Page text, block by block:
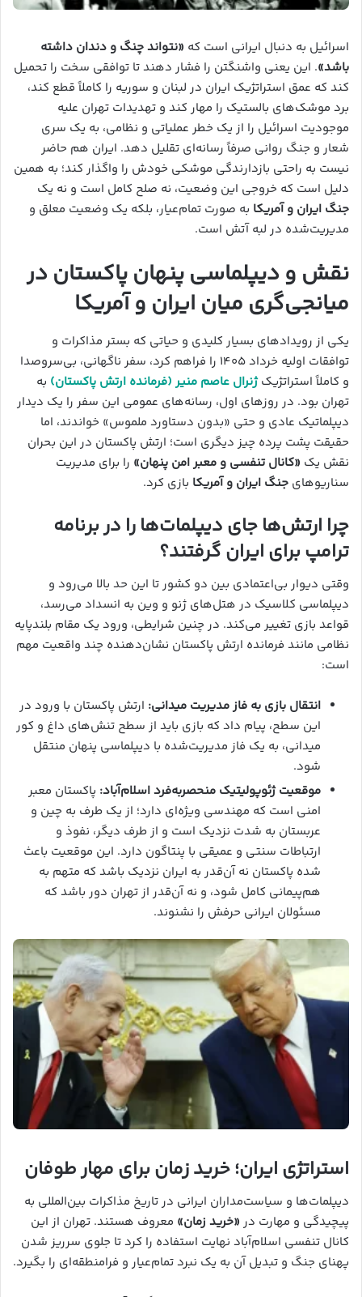
اسرائیل به دنبال ایرانی است که «نتواند چنگ و دندان داشته
باشد». این یعنی واشنگتن را فشار دهند تا توافقی سخت را تحمیل
کند که عمق استراتژیک ایران در لبنان و سوریه را کاملاً قطع کند،
برد موشک‌های بالستیک را مهار کند و تهدیدات تهران علیه
موجودیت اسرائیل را از یک خطر عملیاتی و نظامی، به یک سری
شعار و جنگ روانی صرفاً رسانه‌ای تقلیل دهد. ایران هم حاضر
نیست به راحتی بازدارندگی موشکی خودش را واگذار کند؛ به همین
دلیل است که خروجی این وضعیت، نه صلح کامل است و نه یک
جنگ ایران و آمریکا به صورت تمام‌عیار، بلکه یک وضعیت معلق و
مدیریت‌شده در لبه آتش است.
نقش و دیپلماسی پنهان پاکستان در
میانجی‌گری میان ایران و آمریکا
یکی از رویدادهای بسیار کلیدی و حیاتی که بستر مذاکرات و
توافقات اولیه خرداد ۱۴۰۵ را فراهم کرد، سفر ناگهانی، بی‌سروصدا
و کاملاً استراتژیکژنرال عاصم منیر (فرمانده ارتش پاکستان) به
تهران بود. در روزهای اول، رسانه‌های عمومی این سفر را یک دیدار
دیپلماتیک عادی و حتی «بدون دستاورد ملموس» خواندند، اما
حقیقت پشت پرده چیز دیگری است؛ ارتش پاکستان در این بحران
نقش یک «کانال تنفسی و معبر امن پنهان» را برای مدیریت
سناریوهای جنگ ایران و آمریکا بازی کرد.
چرا ارتش‌ها جای دیپلمات‌ها را در برنامه
ترامپ برای ایران گرفتند؟
وقتی دیوار بی‌اعتمادی بین دو کشور تا این حد بالا می‌رود و
دیپلماسی کلاسیک در هتل‌های ژنو و وین به انسداد می‌رسد،
قواعد بازی تغییر می‌کند. در چنین شرایطی، ورود یک مقام بلندپایه
نظامی مانند فرمانده ارتش پاکستان نشان‌دهنده چند واقعیت مهم
است:
انتقال بازی به فاز مدیریت میدانی: ارتش پاکستان با ورود در
این سطح، پیام داد که بازی باید از سطح تنش‌های داغ و کور
میدانی، به یک فاز مدیریت‌شده با دیپلماسی پنهان منتقل
شود.
موقعیت ژئوپولیتیک منحصربه‌فرد اسلام‌آباد: پاکستان معبر
امنی است که مهندسی ویژه‌ای دارد؛ از یک طرف به چین و
عربستان به شدت نزدیک است و از طرف دیگر، نفوذ و
ارتباطات سنتی و عمیقی با پنتاگون دارد. این موقعیت باعث
شده پاکستان نه آن‌قدر به ایران نزدیک باشد که متهم به
هم‌پیمانی کامل شود، و نه آن‌قدر از تهران دور باشد که
مسئولان ایرانی حرفش را نشنوند.
استراتژی ایران؛ خرید زمان برای مهار طوفان
دیپلمات‌ها و سیاست‌مداران ایرانی در تاریخ مذاکرات بین‌المللی به
پیچیدگی و مهارت در «خرید زمان» معروف هستند. تهران از این
کانال تنفسی اسلام‌آباد نهایت استفاده را کرد تا جلوی سرریز شدن
پهنای جنگ و تبدیل آن به یک نبرد تمام‌عیار و فرامنطقه‌ای را بگیرد.